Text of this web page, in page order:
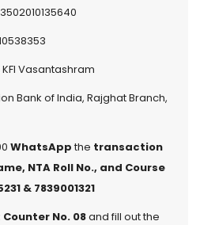
Vasantashram
Bank of India, Rajghat Branch,
WhatsAppthe transaction
NTA Roll No., and Course
& 7839001321
Counter No. 08and fill out the